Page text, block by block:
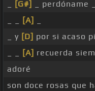
[G#] _ perdóname
[A]
_ y [D] por si acaso
[A] recuerda
adoré
son doce rosas que